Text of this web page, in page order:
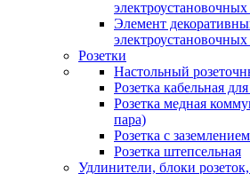
электроустановочных
Элемент
электроустановочных
Розетки
Настольный
Розетка кабельная
Розетка медная
пара)
Розетка с
Розетка штепсельная
Удлинители, блоки